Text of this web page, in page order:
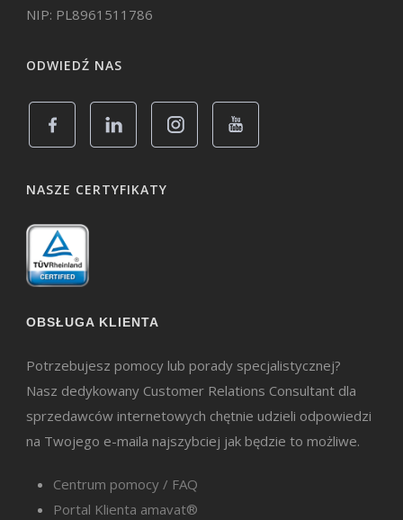
NIP: PL8961511786
ODWIEDŹ NAS
NASZE CERTYFIKATY
OBSŁUGA KLIENTA
Potrzebujesz pomocy lub porady specjalistycznej?
Nasz dedykowany Customer Relations Consultant dla
sprzedawców internetowych chętnie udzieli odpowiedzi
na Twojego e-maila najszybciej jak będzie to możliwe.
Centrum pomocy / FAQ
Portal Klienta amavat®